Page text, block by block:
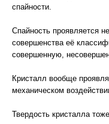
спайности.
Спайность проявляется
совершенства её
совершенную,
Кристалл вообще
механическом
Твердость кристалла